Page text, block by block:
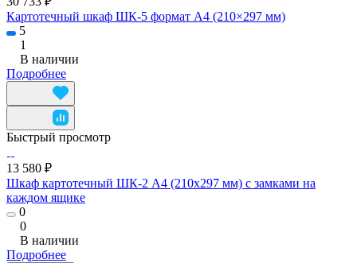
Картотечный шкаф ШК-5 формат А4 (210×297 мм)
5
1
В наличии
Подробнее
Быстрый просмотр
13 580 ₽
Шкаф картотечный ШК-2 А4 (210х297 мм) с замками на
каждом ящике
0
0
В наличии
Подробнее